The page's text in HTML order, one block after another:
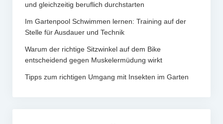
und gleichzeitig beruflich durchstarten
Im Gartenpool Schwimmen lernen: Training auf der
Stelle für Ausdauer und Technik
Warum der richtige Sitzwinkel auf dem Bike
entscheidend gegen Muskelermüdung wirkt
Tipps zum richtigen Umgang mit Insekten im Garten